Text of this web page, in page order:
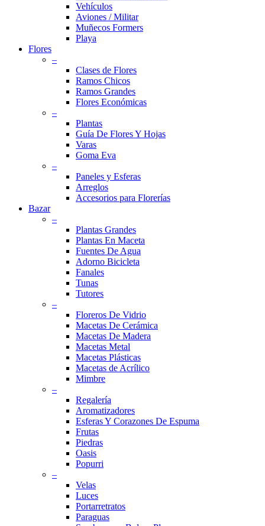
Vehículos
Aviones / Militar
Muñecos Formers
Playa
Flores
–
Clases de Flores
Ramos Chicos
Ramos Grandes
Flores Económicas
–
Plantas
Guía De Flores Y Hojas
Varas
Goma Eva
–
Paneles y Esferas
Arreglos
Accesorios para Florerías
Bazar
–
Plantas Grandes
Plantas En Maceta
Fuentes De Agua
Adorno Bicicleta
Fanales
Tunas
Tutores
–
Floreros De Vidrio
Macetas De Cerámica
Macetas De Madera
Macetas Metal
Macetas Plásticas
Macetas de Acrílico
Mimbre
–
Regalería
Aromatizadores
Esferas Y Corazones De Espuma
Frutas
Piedras
Oasis
Popurri
–
Velas
Luces
Portarretratos
Paraguas